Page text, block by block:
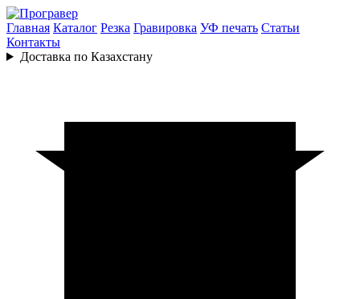
Главная Каталог Резка Гравировка УФ печать Статьи
Контакты
Доставка по Казахстану